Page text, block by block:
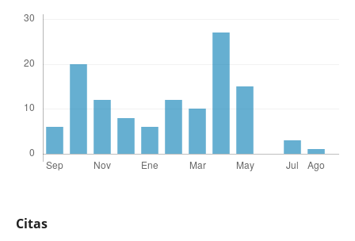
Citas